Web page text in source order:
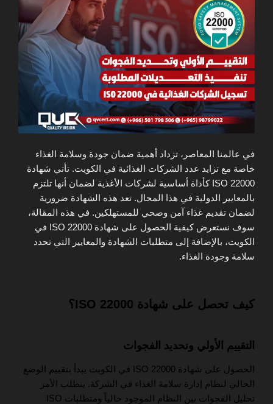
في عالمنا المعاصر، تزداد أهمية ضمان جودة وسلامة الغذاء
خاصة مع تزايد عدد الشركات الغذائية في الكويت. تأتي شهادة
ISO 22000 كأداة أساسية لشركات الأغذية لضمان أنها تلتزم
بالمعايير الدولية في هذا المجال. تعد هذه الشهادة ضرورية
لضمان تقديم غذاء آمن وصحي للمستهلكين. في هذه المقالة،
سوف نستعرض كيفية الحصول على شهادة ISO 22000 في
الكويت، بالإضافة إلى متطلبات الشهادة والمعايير التي تحدد
سلامة وجودة الغذاء.
كيف تحصل على شهادة ISO 22000؟
التقييم الأولي وتحديد الفجوات
الحصول على شهادة ISO 22000 في الكويت يبدأ بتقييم الوضع
الحالي لنظام إدارة سلامة الغذاء في الشركة. يتطلب الأمر
تحليل الفجوات بين النظام الموجود حالياً ومتطلبات ISO